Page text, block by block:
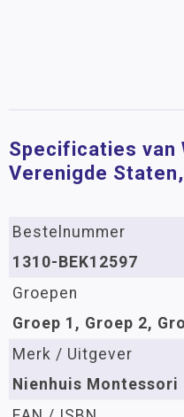
Specificaties van
Verenigde Staten,
Bestelnummer
1310-BEK12597
Groepen
Groep 1, Groep 2,
Merk / Uitgever
Nienhuis Montessori